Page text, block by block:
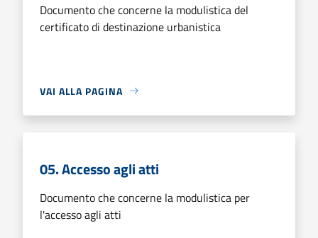
Documento che concerne la modulistica del
certificato di destinazione urbanistica
VAI ALLA PAGINA
05. Accesso agli atti
Documento che concerne la modulistica per
l'accesso agli atti